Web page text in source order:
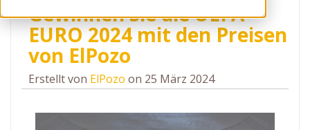
Gewinnen Sie die UEFA
EURO 2024 mit den Preisen
von ElPozo
Erstellt von ElPozo on 25 März 2024